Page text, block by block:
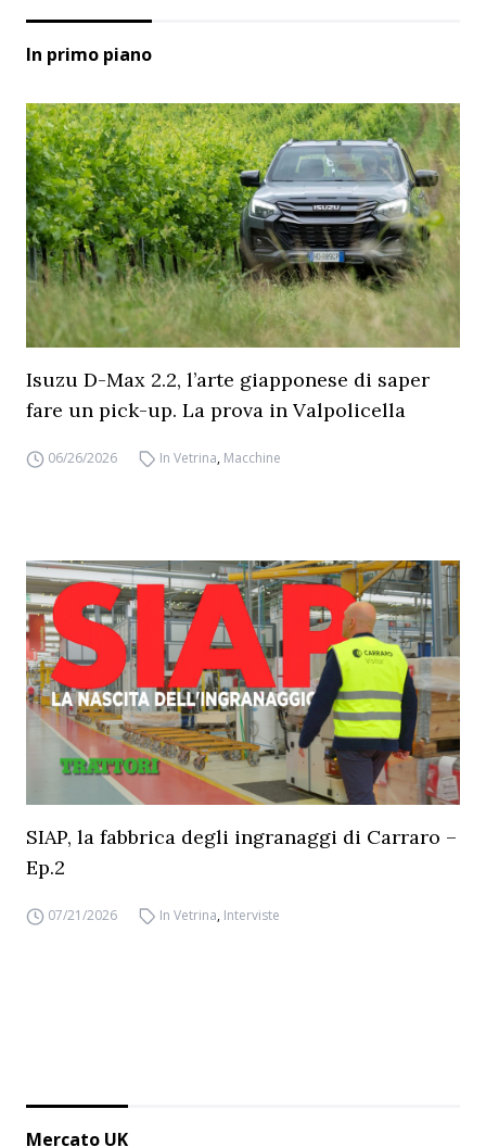
In primo piano
Isuzu D-Max 2.2, l’arte giapponese di saper
fare un pick-up. La prova in Valpolicella
06/26/2026 In Vetrina, Macchine
SIAP, la fabbrica degli ingranaggi di Carraro –
Ep.2
07/21/2026 In Vetrina, Interviste
Mercato UK